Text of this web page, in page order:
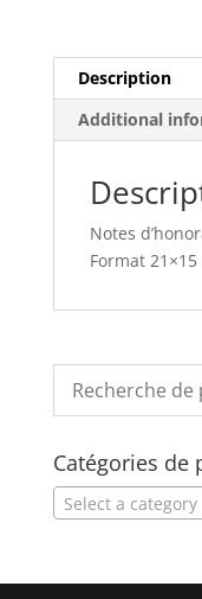
Description
Additional
Notes
Format 21×15
Catégories de
Select a category